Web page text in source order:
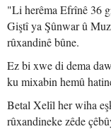
"Li herêma Efrînê 36
Giştî ya Şûnwar û
rûxandinê bûne.
Ez bi xwe di dema
ku mixabin hemû
Betal Xelîl her wiha
rûxandineke zêde